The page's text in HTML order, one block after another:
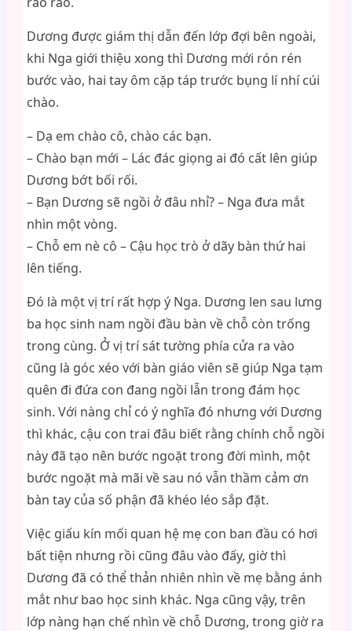
Dương được giám thị dẫn đến lớp đợi bên ngoài,
khi Nga giới thiệu xong thì Dương mới rón rén
bước vào, hai tay ôm cặp táp trước bụng lí nhí cúi
chào.
– Dạ em chào cô, chào các bạn.
– Chào bạn mới – Lác đác giọng ai đó cất lên giúp
Dương bớt bối rối.
– Bạn Dương sẽ ngồi ở đâu nhỉ? – Nga đưa mắt
nhìn một vòng.
– Chỗ em nè cô – Cậu học trò ở dãy bàn thứ hai
lên tiếng.
Đó là một vị trí rất hợp ý Nga. Dương len sau lưng
ba học sinh nam ngồi đầu bàn về chỗ còn trống
trong cùng. Ở vị trí sát tường phía cửa ra vào
cũng là góc xéo với bàn giáo viên sẽ giúp Nga tạm
quên đi đứa con đang ngồi lẫn trong đám học
sinh. Với nàng chỉ có ý nghĩa đó nhưng với Dương
thì khác, cậu con trai đâu biết rằng chính chỗ ngồi
này đã tạo nên bước ngoặt trong đời mình, một
bước ngoặt mà mãi về sau nó vẫn thầm cảm ơn
bàn tay của số phận đã khéo léo sắp đặt.
Việc giấu kín mối quan hệ mẹ con ban đầu có hơi
bất tiện nhưng rồi cũng đâu vào đấy, giờ thì
Dương đã có thể thản nhiên nhìn về mẹ bằng ánh
mắt như bao học sinh khác. Nga cũng vậy, trên
lớp nàng hạn chế nhìn về chỗ Dương, trong giờ ra